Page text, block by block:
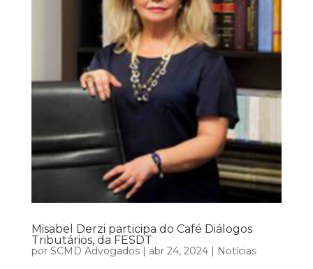
Misabel Derzi participa do Café Diálogos
Tributários, da FESDT
por SCMD Advogados| abr 24, 2024| Notícias